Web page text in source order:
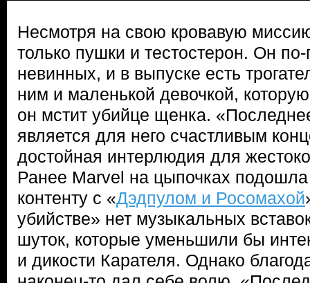
Несмотря на свою кровавую
только пушки и тестостерон. Он
невинных, и в выпуске есть
ним и маленькой девочкой,
он мстит убийце щенка.
является для него счастливым
достойная интерлюдия для
Ранее Marvel на цыпочках
контенту с «Дэдпулом и Росомахой
убийстве» нет музыкальных
шуток, которые уменьшили бы
и дикости Карателя. Однако